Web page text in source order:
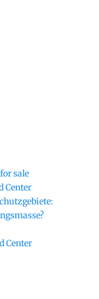
sale
Center
Center